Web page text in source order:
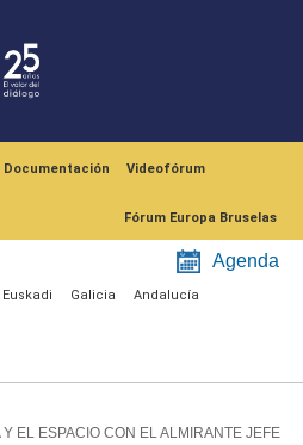
Documentación Videofórum
Fórum Europa Bruselas
Agenda
Euskadi Galicia Andalucía
EL ESPACIO CON EL ALMIRANTE JEFE